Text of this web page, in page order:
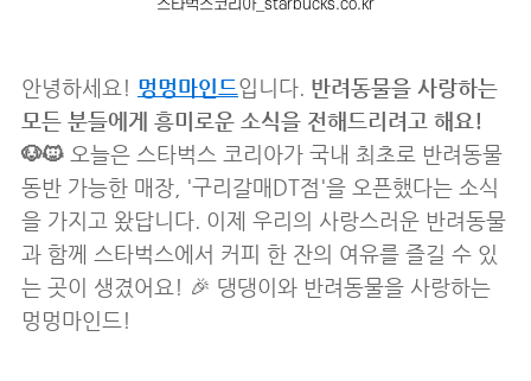
스타벅스코리아_starbucks.co.kr
안녕하세요! 멍멍마인드입니다. 반려동물을 사랑하는
모든 분들에게 흥미로운 소식을 전해드리려고 해요!
🐶🐱 오늘은 스타벅스 코리아가 국내 최초로 반려동물
동반 가능한 매장, '구리갈매DT점'을 오픈했다는 소식
을 가지고 왔답니다. 이제 우리의 사랑스러운 반려동물
과 함께 스타벅스에서 커피 한 잔의 여유를 즐길 수 있
는 곳이 생겼어요! 🎉 댕댕이와 반려동물을 사랑하는
멍멍마인드!